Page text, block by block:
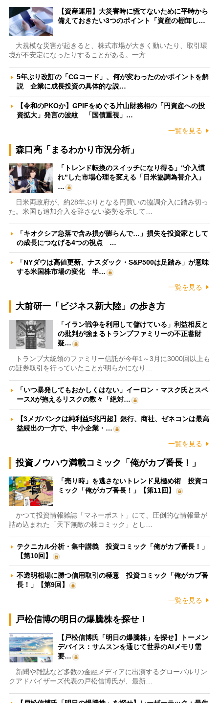
【資産運用】大災害時に慌てないために平時から
備えておきたい3つのポイント「資産の棚卸し…
大規模な災害が起きると、株式市場が大きく動いたり、取引環
境が不安定になったりすることがある。一方…
5年ぶり改訂の「CGコード」、何が変わったのかポイントを解
説 企業に成長投資の具体的な説…
【令和のPKOか】GPIFをめぐる片山財務相の「円資産への投
資拡大」発言の波紋 「国債重視」…
一覧を見る
森口亮「まるわかり市況分析」
「トレンド転換のスイッチになり得る」“介入慣
れ”した市場心理を変える「日米協調為替介入」
…
日米両政府が、約28年ぶりとなる円買いの協調介入に踏み切っ
た。米国も追加介入を辞さない姿勢を示して…
「キオクシア急落で含み損が膨らんで…」損失を投資家として
の成長につなげる4つの視点 …
「NYダウは高値更新、ナスダック・S&P500は足踏み」が意味
する米国株市場の変化 半…
一覧を見る
大前研一「ビジネス新大陸」の歩き方
「イラン戦争を利用して儲けている」利益相反と
の批判が強まるトランプファミリーの不正蓄財
疑…
トランプ大統領のファミリー信託が今年1～3月に3000回以上も
の証券取引を行っていたことが明らかになり…
「いつ暴発してもおかしくはない」イーロン・マスク氏とスペ
ースXが抱えるリスクの数々「絶対…
【3メガバンクは純利益5兆円超】銀行、商社、ゼネコンは最高
益続出の一方で、中小企業・…
一覧を見る
投資ノウハウ満載コミック「俺がカブ番長！」
「売り時」を逃さないトレンド見極め術 投資コ
ミック「俺がカブ番長！」【第11回】
かつて投資情報雑誌「マネーポスト」にて、圧倒的な情報量が
詰め込まれた「天下無敵の株コミック」とし…
テクニカル分析・集中講義 投資コミック「俺がカブ番長！」
【第10回】
不透明相場に勝つ信用取引の極意 投資コミック「俺がカブ番
長！」【第9回】
一覧を見る
戸松信博の明日の爆騰株を探せ！
【戸松信博氏「明日の爆騰株」を探せ】トーメン
デバイス：サムスンを通じて世界のAIメモリ需
要…
新聞や雑誌など多数の金融メディアに出演するグローバルリン
クアドバイザーズ代表の戸松信博氏が、最新…